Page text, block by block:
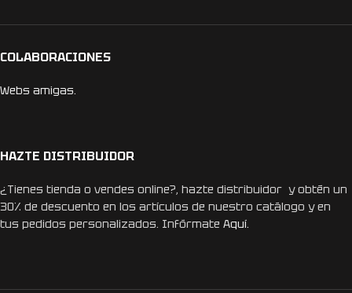
COLABORACIONES
Webs amigas.
HAZTE DISTRIBUIDOR
¿Tienes tienda o vendes online?, hazte distribuidor y obtén un
30% de descuento en los artículos de nuestro catálogo y en
tus pedidos personalizados. Infórmate Aquí.